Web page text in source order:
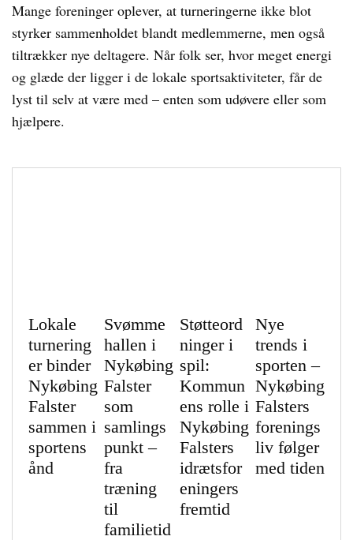
Mange foreninger oplever, at turneringerne ikke blot
styrker sammenholdet blandt medlemmerne, men også
tiltrækker nye deltagere. Når folk ser, hvor meget energi
og glæde der ligger i de lokale sportsaktiviteter, får de
lyst til selv at være med – enten som udøvere eller som
hjælpere.
Lokale
turnering
er binder
Nykøbing
Falster
sammen i
sportens
ånd
Svømme
hallen i
Nykøbing
Falster
som
samlings
punkt –
fra
træning
til
familietid
Støtteord
ninger i
spil:
Kommun
ens rolle i
Nykøbing
Falsters
idrætsfor
eningers
fremtid
Nye
trends i
sporten –
Nykøbing
Falsters
forenings
liv følger
med tiden